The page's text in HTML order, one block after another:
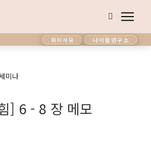
파지사유 나이듦연구소
미나
] 6 - 8 장 메모